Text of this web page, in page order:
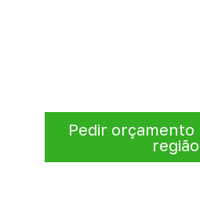
Pedir orçamento
região